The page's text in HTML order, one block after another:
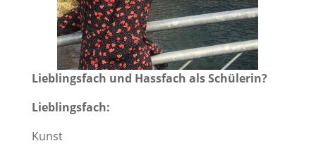
Lieblingsfach und Hassfach als Schülerin?
Lieblingsfach:
Kunst